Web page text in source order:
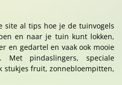
site al tips hoe je de tuinvogels
en naar je tuin kunt lokken,
en gedartel en vaak ook mooie
Met pindaslingers, speciale
stukjes fruit, zonnebloempitten,